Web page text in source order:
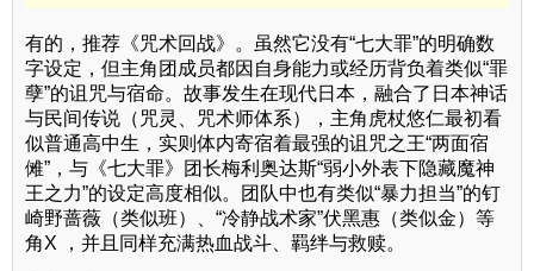
有的，推荐《咒术回战》。虽然它没有“七大罪”的明确数
字设定，但主角团成员都因自身能力或经历背负着类似“罪
孽”的诅咒与宿命。故事发生在现代日本，融合了日本神话
与民间传说（咒灵、咒术师体系），主角虎杖悠仁最初看
似普通高中生，实则体内寄宿着最强的诅咒之王“两面宿
傩”，与《七大罪》团长梅利奥达斯“弱小外表下隐藏魔神
王之力”的设定高度相似。团队中也有类似“暴力担当”的钉
崎野蔷薇（类似班）、“冷静战术家”伏黑惠（类似金）等
角X ，并且同样充满热血战斗、羁绊与救赎。